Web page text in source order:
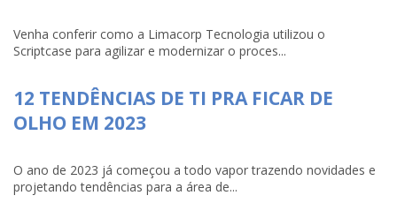
Venha conferir como a Limacorp Tecnologia utilizou o
Scriptcase para agilizar e modernizar o proces...
12 TENDÊNCIAS DE TI PRA FICAR DE
OLHO EM 2023
O ano de 2023 já começou a todo vapor trazendo novidades e
projetando tendências para a área de...